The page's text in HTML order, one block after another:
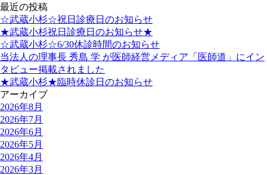
最近の投稿
☆武蔵小杉☆祝日診療日のお知らせ
★武蔵小杉祝日診療日のお知らせ★
☆武蔵小杉☆6/30休診時間のお知らせ
当法人の理事長 秀島 学 が医師経営メディア「医師道」にイン
タビュー掲載されました
★武蔵小杉★臨時休診日のお知らせ
アーカイブ
2026年8月
2026年7月
2026年6月
2026年5月
2026年4月
2026年3月